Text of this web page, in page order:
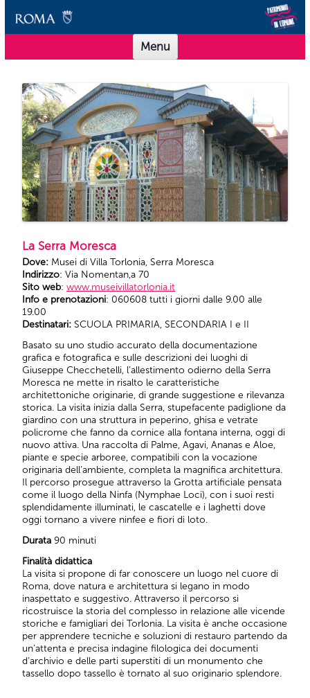
Scuole Musei in Comune Roma
Offerta didattica per le scuole dei Musei in Comune Roma
Menu
Vai al contenuto
La Serra Moresca
Dove: Musei di Villa Torlonia, Serra Moresca
Indirizzo: Via Nomentan,a 70
Sito web:www.museivillatorlonia.it
Info e prenotazioni: 060608 tutti i giorni dalle 9.00 alle
19.00
Destinatari:SCUOLA PRIMARIA, SECONDARIA I e II
Basato su uno studio accurato della documentazione
grafica e fotografica e sulle descrizioni dei luoghi di
Giuseppe Checchetelli, l’allestimento odierno della Serra
Moresca ne mette in risalto le caratteristiche
architettoniche originarie, di grande suggestione e rilevanza
storica. La visita inizia dalla Serra, stupefacente padiglione da
giardino con una struttura in peperino, ghisa e vetrate
policrome che fanno da cornice alla fontana interna, oggi di
nuovo attiva. Una raccolta di Palme, Agavi, Ananas e Aloe,
piante e specie arboree, compatibili con la vocazione
originaria dell’ambiente, completa la magnifica architettura.
Il percorso prosegue attraverso la Grotta artificiale pensata
come il luogo della Ninfa (Nymphae Loci), con i suoi resti
splendidamente illuminati, le cascatelle e i laghetti dove
oggi tornano a vivere ninfee e fiori di loto.
Durata 90 minuti
Finalità didattica
La visita si propone di far conoscere un luogo nel cuore di
Roma, dove natura e architettura si legano in modo
inaspettato e suggestivo. Attraverso il percorso si
ricostruisce la storia del complesso in relazione alle vicende
storiche e famigliari dei Torlonia. La visita è anche occasione
per apprendere tecniche e soluzioni di restauro partendo da
un’attenta e precisa indagine filologica dei documenti
d’archivio e delle parti superstiti di un monumento che
tassello dopo tassello è tornato al suo originario splendore.